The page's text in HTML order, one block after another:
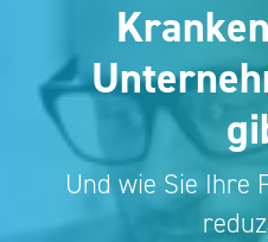
Und wie Sie Ihre